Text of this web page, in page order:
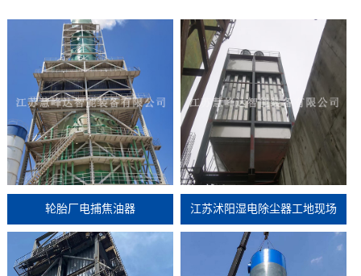
轮胎厂电捕焦油器 江苏沭阳湿电除尘器工地现场